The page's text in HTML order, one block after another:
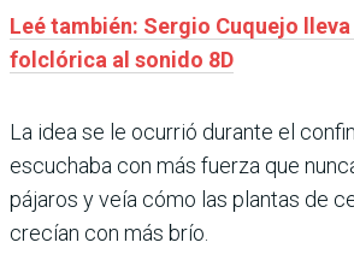
Leé también: Sergio Cuquejo
folclórica al sonido 8D
La idea se le ocurrió durante el
escuchaba con más fuerza que
pájaros y veía cómo las plantas de
crecían con más brío.